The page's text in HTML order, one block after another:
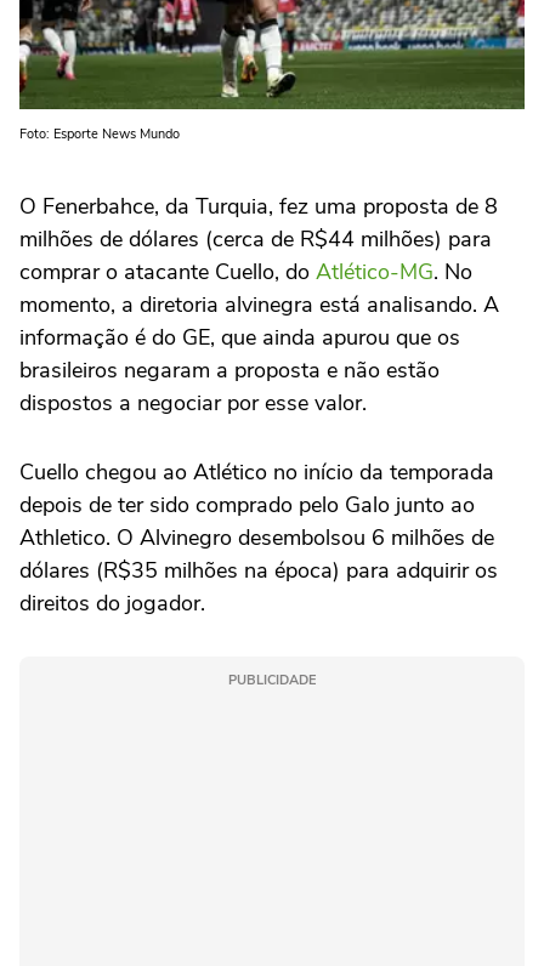
Foto: Esporte News Mundo
O Fenerbahce, da Turquia, fez uma proposta de 8
milhões de dólares (cerca de R$44 milhões) para
comprar o atacante Cuello, do Atlético-MG. No
momento, a diretoria alvinegra está analisando. A
informação é do GE, que ainda apurou que os
brasileiros negaram a proposta e não estão
dispostos a negociar por esse valor.
Cuello chegou ao Atlético no início da temporada
depois de ter sido comprado pelo Galo junto ao
Athletico. O Alvinegro desembolsou 6 milhões de
dólares (R$35 milhões na época) para adquirir os
direitos do jogador.
PUBLICIDADE